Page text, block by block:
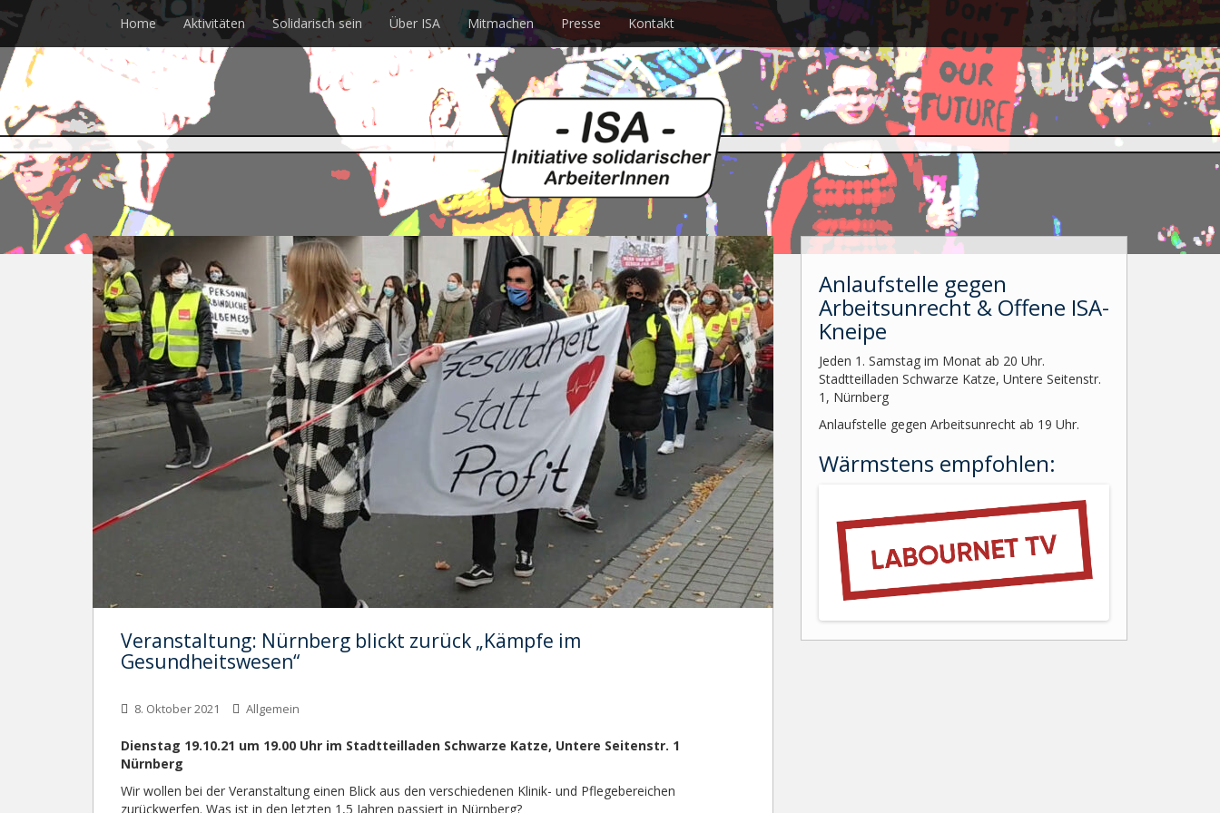
to
main
content
Home Aktivitäten Solidarisch sein Über ISA Mitmachen Presse Kontakt
Veranstaltung: Nürnberg blickt zurück „Kämpfe im
Gesundheitswesen“
8. Oktober 2021 Allgemein
Dienstag 19.10.21 um 19.00 Uhr im Stadtteilladen Schwarze Katze, Untere Seitenstr. 1
Nürnberg
Wir wollen bei der Veranstaltung einen Blick aus den verschiedenen Klinik- und Pflegebereichen
zurückwerfen. Was ist in den letzten 1,5 Jahren passiert in Nürnberg?
Anlaufstelle gegen
Arbeitsunrecht & Offene ISA-
Kneipe
Jeden 1. Samstag im Monat ab 20 Uhr.
Stadtteilladen Schwarze Katze, Untere Seitenstr.
1, Nürnberg
Anlaufstelle gegen Arbeitsunrecht ab 19 Uhr.
Wärmstens empfohlen: